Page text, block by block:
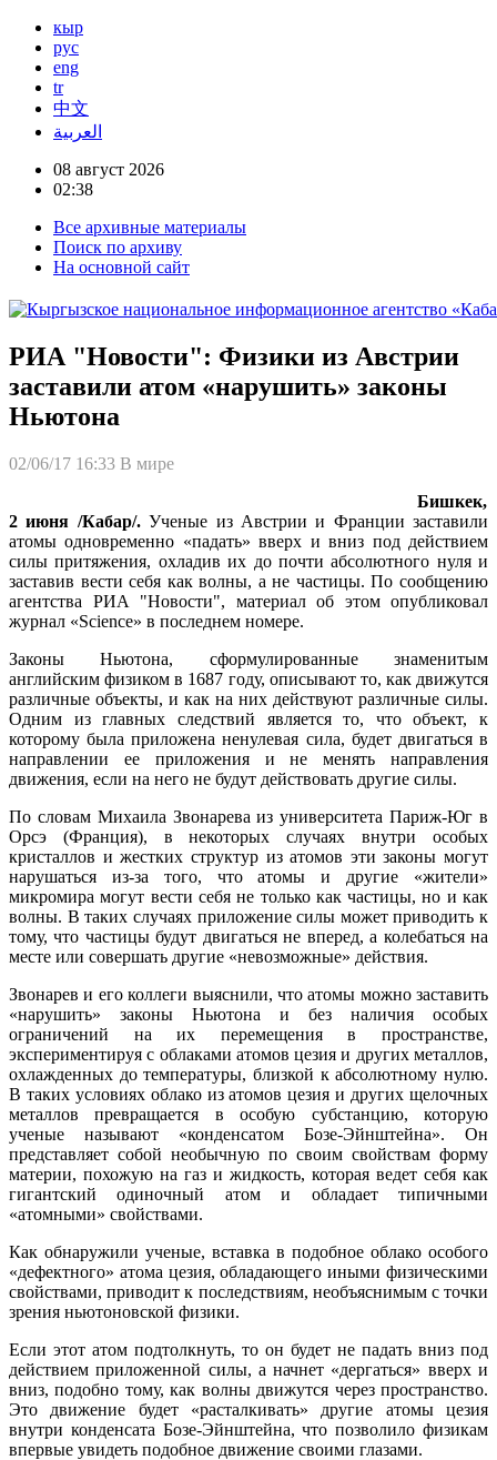
кыр
рус
eng
tr
中文
العربية
08 август 2026
02:38
Все архивные материалы
Поиск по архиву
На основной сайт
РИА "Новости": Физики из Австрии
заставили атом «нарушить» законы
Ньютона
02/06/17 16:33 В мире
Бишкек,
2 июня /Кабар/.Ученые из Австрии и Франции заставили
атомы одновременно «падать» вверх и вниз под действием
силы притяжения, охладив их до почти абсолютного нуля и
заставив вести себя как волны, а не частицы. По сообщению
агентства РИА "Новости", материал об этом опубликовал
журнал «Science» в последнем номере.
Законы Ньютона, сформулированные знаменитым
английским физиком в 1687 году, описывают то, как движутся
различные объекты, и как на них действуют различные силы.
Одним из главных следствий является то, что объект, к
которому была приложена ненулевая сила, будет двигаться в
направлении ее приложения и не менять направления
движения, если на него не будут действовать другие силы.
По словам Михаила Звонарева из университета Париж-Юг в
Орсэ (Франция), в некоторых случаях внутри особых
кристаллов и жестких структур из атомов эти законы могут
нарушаться из-за того, что атомы и другие «жители»
микромира могут вести себя не только как частицы, но и как
волны. В таких случаях приложение силы может приводить к
тому, что частицы будут двигаться не вперед, а колебаться на
месте или совершать другие «невозможные» действия.
Звонарев и его коллеги выяснили, что атомы можно заставить
«нарушить» законы Ньютона и без наличия особых
ограничений на их перемещения в пространстве,
экспериментируя с облаками атомов цезия и других металлов,
охлажденных до температуры, близкой к абсолютному нулю.
В таких условиях облако из атомов цезия и других щелочных
металлов превращается в особую субстанцию, которую
ученые называют «конденсатом Бозе-Эйнштейна». Он
представляет собой необычную по своим свойствам форму
материи, похожую на газ и жидкость, которая ведет себя как
гигантский одиночный атом и обладает типичными
«атомными» свойствами.
Как обнаружили ученые, вставка в подобное облако особого
«дефектного» атома цезия, обладающего иными физическими
свойствами, приводит к последствиям, необъяснимым с точки
зрения ньютоновской физики.
Если этот атом подтолкнуть, то он будет не падать вниз под
действием приложенной силы, а начнет «дергаться» вверх и
вниз, подобно тому, как волны движутся через пространство.
Это движение будет «расталкивать» другие атомы цезия
внутри конденсата Бозе-Эйнштейна, что позволило физикам
впервые увидеть подобное движение своими глазами.